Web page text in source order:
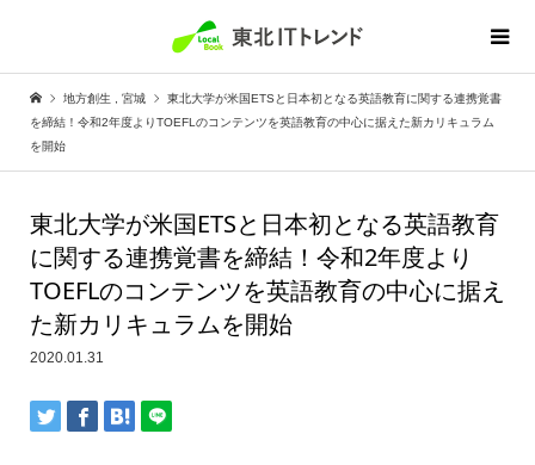
地方創生 宮城
東北大学が米国ETSと日本初となる英語教育に関する連携覚書
を締結！令和2年度よりTOEFLのコンテンツを英語教育の中心に据えた新カリキュラム
を開始
東北大学が米国ETSと日本初となる英語教育
に関する連携覚書を締結！令和2年度より
TOEFLのコンテンツを英語教育の中心に据え
た新カリキュラムを開始
2020.01.31